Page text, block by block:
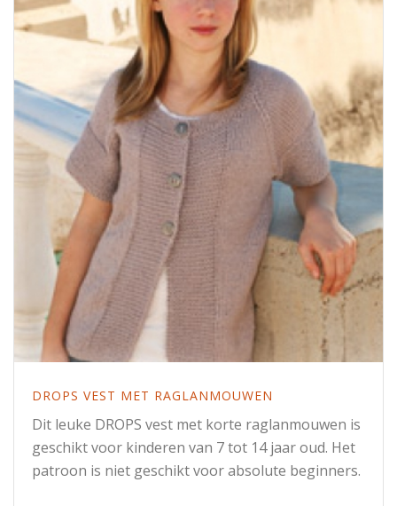
DROPS VEST MET RAGLANMOUWEN
Dit leuke DROPS vest met korte raglanmouwen is
geschikt voor kinderen van 7 tot 14 jaar oud. Het
patroon is niet geschikt voor absolute beginners.